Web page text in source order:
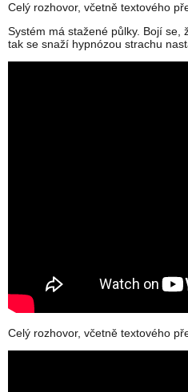
Celý rozhovor, včetně textového
Systém má stažené půlky. Bojí se,
tak se snaží hypnózou strachu
Celý rozhovor, včetně textového